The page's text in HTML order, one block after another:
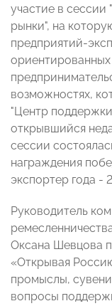
участие в сессии
рынки", на
предприятий-
ориентированных
возможностях,
"Центр
открывшийся
сессии
награждения
экспортер года -
Руководитель
Оксана Шевцова
«Открывая
промыслы,
вопросы